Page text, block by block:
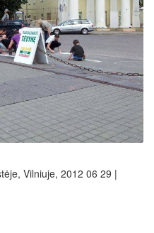
Vilniuje, 2012 06 29 |